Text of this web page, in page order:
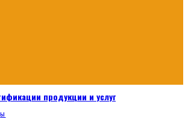
продукции и услуг